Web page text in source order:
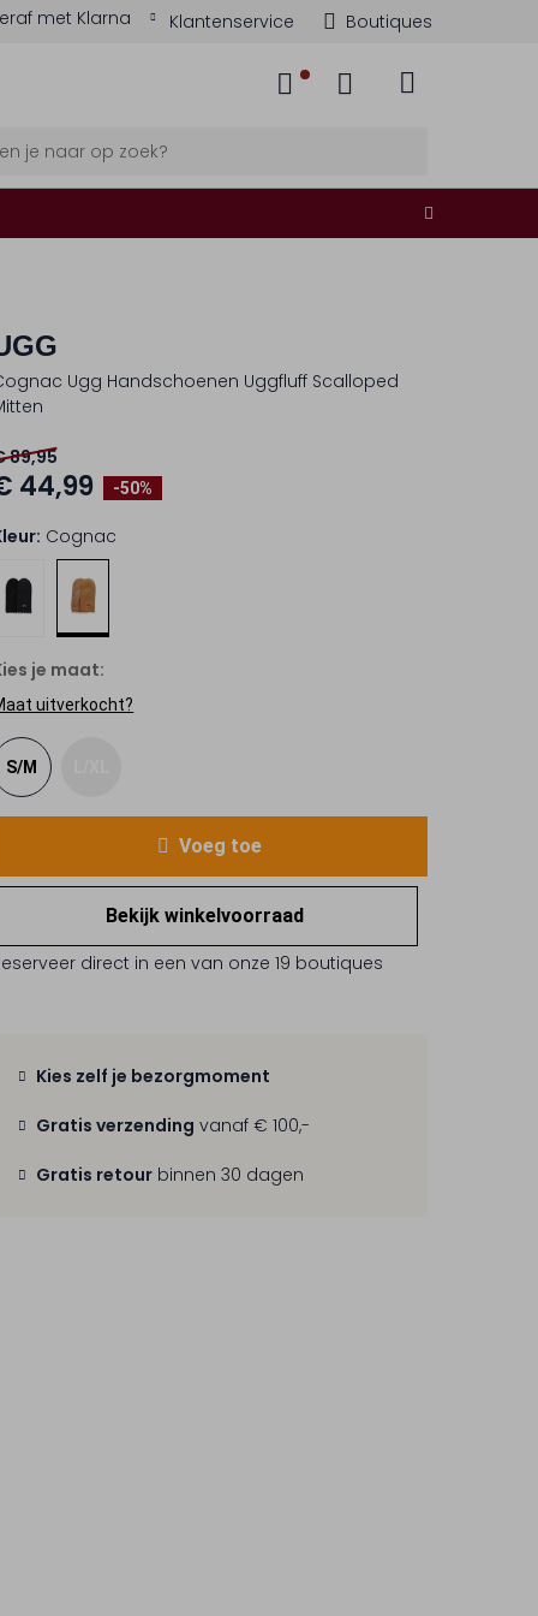
met Klarna Klantenservice Boutiques
Ugg Handschoenen Uggfluff Scalloped
-50%
89,95
44,99
Cognac
je maat:
uitverkocht?
S/M
Voeg toe
Bekijk winkelvoorraad
direct in een van onze 19 boutiques
Kies zelf je bezorgmoment
Gratis verzending vanaf € 100,-
Gratis retour binnen 30 dagen